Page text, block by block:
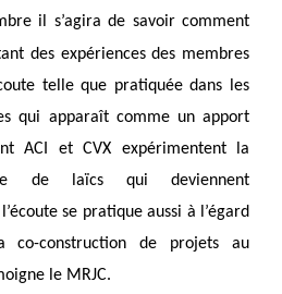
il s’agira de savoir comment
des expériences des membres
telle que pratiquée dans les
qui apparaît comme un apport
ACI et CVX expérimentent la
de laïcs qui deviennent
se pratique aussi à l’égard
construction de projets au
le MRJC.